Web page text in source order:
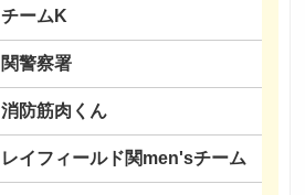
チームK
関警察署
消防筋肉くん
レイフィールド関men'sチーム